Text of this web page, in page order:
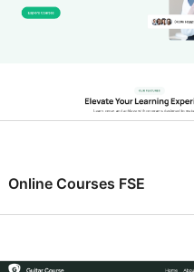
Online Courses FSE